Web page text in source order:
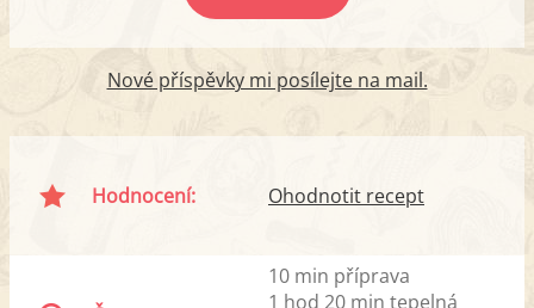
Nové příspěvky mi posílejte na mail.
Hodnocení: Ohodnotit recept
10 min příprava
1 hod 20 min tepelná